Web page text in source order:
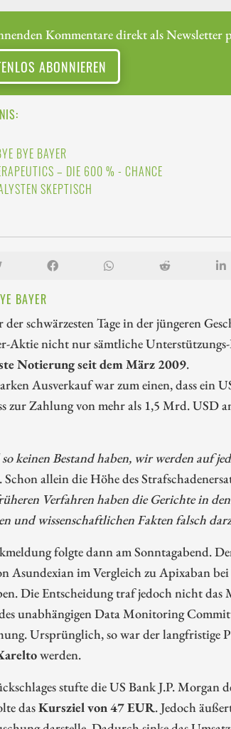
Kommentare direkt als Newsletter
ABONNIEREN
BYE BAYER
– DIE 600 % - CHANCE
SKEPTISCH
BAYER
der schwärzesten Tage in der jüngeren
Aktie nicht nur sämtliche
Notierung seit dem März 2009.
Ausverkauf war zum einen, dass ein
zur Zahlung von mehr als 1,5 Mrd.
keinen Bestand haben, wir werden auf
allein die Höhe des
Verfahren haben die Gerichte in
und wissenschaftlichen Fakten falsch
folgte dann am Sonntagabend.
Asundexian im Vergleich zu Apixaban
Die Entscheidung traf jedoch nicht das
unabhängigen Data Monitoring
Ursprünglich, so war der langfristige
werden.
stufte die US Bank J.P.
dasKursziel von 47 EUR. Jedoch